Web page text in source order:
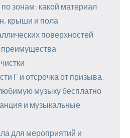
зонам: какой материал
крыши и пола
поверхностей
преимущества
Г и отсрочка от призыва.
музыку бесплатно
и музыкальные
для мероприятий и